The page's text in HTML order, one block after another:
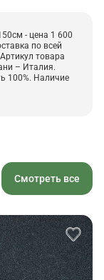
- цена 1 600
по всей
товара
– Италия.
100%. Наличие
Смотреть все